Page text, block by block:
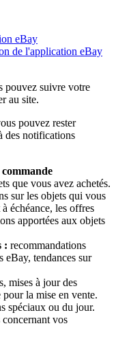
eBay
de l'application eBay
pouvez suivre votre
au site.
pouvez rester
des notifications
que vous avez achetés.
sur les objets qui vous
échéance, les offres
apportées aux objets
: recommandations
eBay, tendances sur
mises à jour des
la mise en vente.
spéciaux ou du jour.
vos